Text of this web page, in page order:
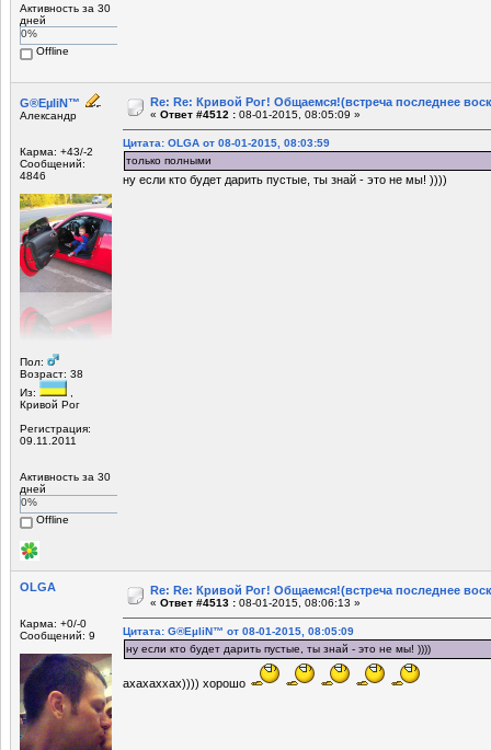
Активность за 30
дней
0%
Offline
G®EµliN™
Александр
Карма: +43/-2
Сообщений:
4846
Пол:
Возраст: 38
Из:
Кривой Рог
Регистрация:
09.11.2011
Активность за 30
дней
0%
Offline
Re: Re: Кривой Рог! Общаемся!(встреча последнее
« Ответ #4512 : 08-01-2015, 08:05:09 »
Цитата: OLGA от 08-01-2015, 08:03:59
только полными
ну если кто будет дарить пустые, ты знай - это не мы! ))))
OLGA
Карма: +0/-0
Сообщений: 9
Re: Re: Кривой Рог! Общаемся!(встреча последнее
« Ответ #4513 : 08-01-2015, 08:06:13 »
Цитата: G®EµliN™ от 08-01-2015, 08:05:09
ну если кто будет дарить пустые, ты знай - это не мы! ))))
ахахаххах)))) хорошо